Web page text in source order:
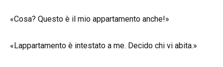
«Cosa? Questo è il mio appartamento anche!»
«Lappartamento è intestato a me. Decido chi vi abita.»